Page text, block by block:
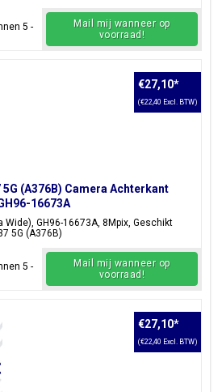
5 -
Mail mij wanneer op
voorraad!
(A376B) Camera Achterkant
16673A
GH96-16673A, 8Mpix, Geschikt
5G (A376B)
€27,10*
(€22,40 Excl. BTW)
5 -
Mail mij wanneer op
voorraad!
€27,10*
(€22,40 Excl. BTW)